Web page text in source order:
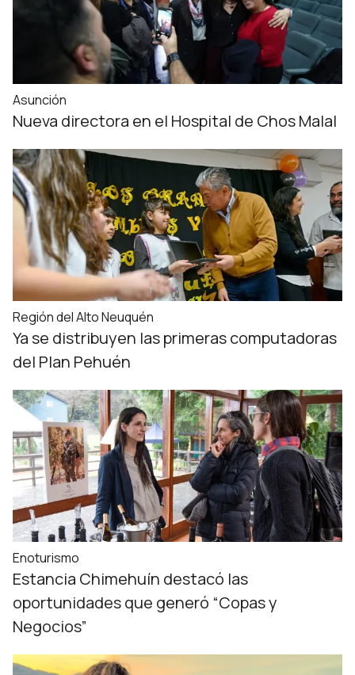
Asunción
Nueva directora en el Hospital de Chos Malal
Región del Alto Neuquén
Ya se distribuyen las primeras computadoras
del Plan Pehuén
Enoturismo
Estancia Chimehuín destacó las
oportunidades que generó “Copas y
Negocios”